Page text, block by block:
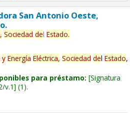
San Antonio Oeste,
Sociedad del Estado.
y Energía Eléctrica, Sociedad del Estado,
para préstamo: Signatura
v.1 (1).